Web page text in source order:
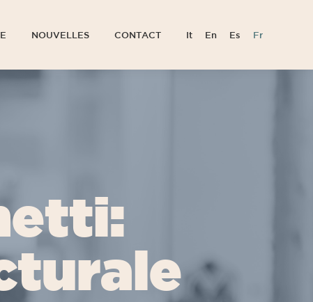
NOUVELLES CONTACT It En Es Fr